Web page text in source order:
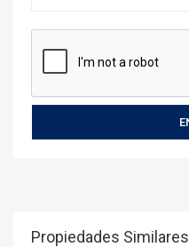
Propiedades Similares